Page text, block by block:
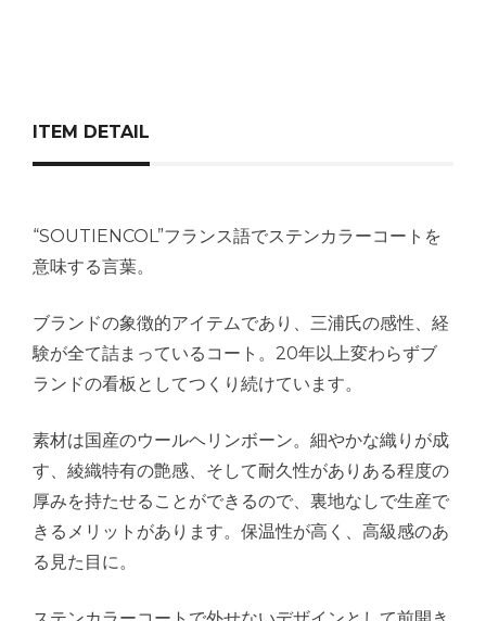
ITEM DETAIL
“SOUTIENCOL”フランス語でステンカラーコートを
意味する言葉。
ブランドの象徴的アイテムであり、三浦氏の感性、経
験が全て詰まっているコート。20年以上変わらずブ
ランドの看板としてつくり続けています。
素材は国産のウールヘリンボーン。細やかな織りが成
す、綾織特有の艶感、そして耐久性がありある程度の
厚みを持たせることができるので、裏地なしで生産で
きるメリットがあります。保温性が高く、高級感のあ
る見た目に。